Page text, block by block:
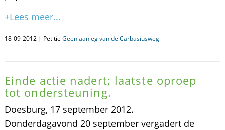
+Lees meer...
18-09-2012 | Petitie Geen aanleg van de Carbasiusweg
Einde actie nadert; laatste oproep
tot ondersteuning.
Doesburg, 17 september 2012.
Donderdagavond 20 september vergadert de